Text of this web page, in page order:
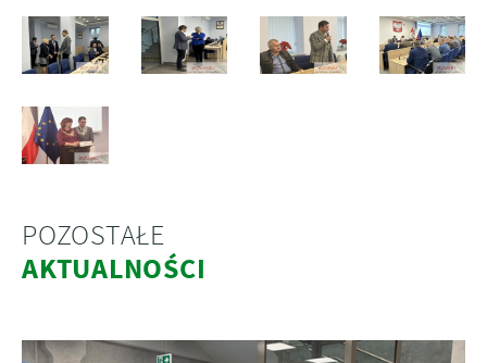
POZOSTAŁE
AKTUALNOŚCI